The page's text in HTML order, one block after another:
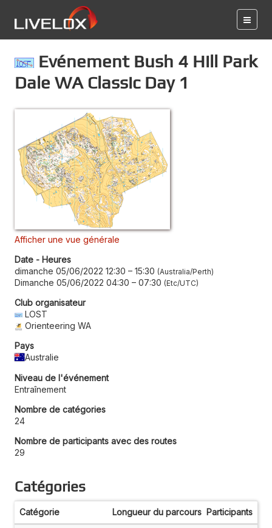
Evénement Bush 4 Hill Park
Dale WA Classic Day 1
Afficher une vue générale
Date - Heures
dimanche 05/06/2022 12:30 – 15:30 Australia/Perth
Dimanche 05/06/2022 04:30 – 07:30 Etc/UTC
Club organisateur
LOST
Orienteering WA
Pays
Australie
Niveau de l'événement
Entraînement
Nombre de catégories
24
Nombre de participants avec des routes
29
Catégories
Catégorie Longueur du parcours Participants